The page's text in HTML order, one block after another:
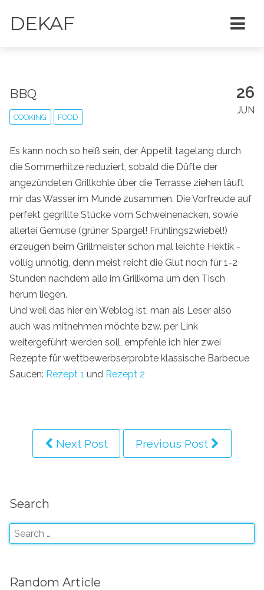
DEKAF
26
JUN
BBQ
COOKING FOOD
Es kann noch so heiß sein, der Appetit tagelang durch
die Sommerhitze reduziert, sobald die Düfte der
angezündeten Grillkohle über die Terrasse ziehen läuft
mir das Wasser im Munde zusammen. Die Vorfreude auf
perfekt gegrillte Stücke vom Schweinenacken, sowie
allerlei Gemüse (grüner Spargel! Frühlingszwiebel!)
erzeugen beim Grillmeister schon mal leichte Hektik -
völlig unnötig, denn meist reicht die Glut noch für 1-2
Stunden nachdem alle im Grillkoma um den Tisch
herum liegen.
Und weil das hier ein Weblog ist, man als Leser also
auch was mitnehmen möchte bzw. per Link
weitergeführt werden soll, empfehle ich hier zwei
Rezepte für wettbewerbserprobte klassische Barbecue
Saucen: Rezept 1 und Rezept 2
Next Post Previous Post
Search
Random Article